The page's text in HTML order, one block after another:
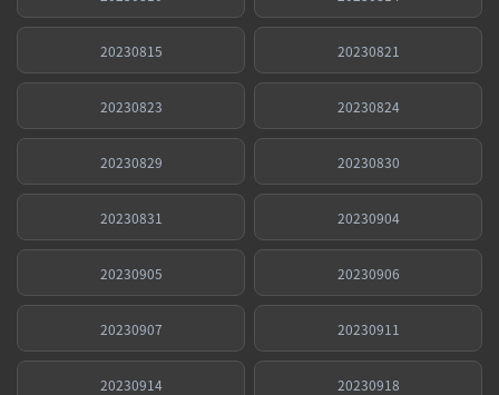
20230815 20230821
20230823 20230824
20230829 20230830
20230831 20230904
20230905 20230906
20230907 20230911
20230914 20230918